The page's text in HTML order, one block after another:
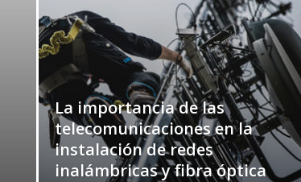
La importancia de las
telecomunicaciones en la
instalación de redes
inalámbricas y fibra óptica